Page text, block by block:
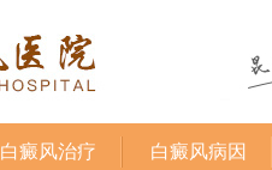
白癜风治疗 白癜风病因